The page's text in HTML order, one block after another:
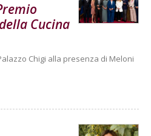
Cucina
Chigi alla presenza di Meloni